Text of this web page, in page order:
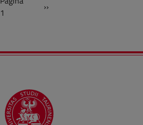
1
Pagina successiva
››